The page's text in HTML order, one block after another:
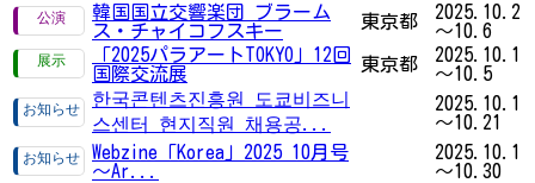
韓国国立交響楽団 ブラーム
ス・チャイコフスキー
東京都
2025.10.2
～10.6
「2025パラアートTOKYO」12回
国際交流展
東京都
2025.10.1
～10.5
한국콘텐츠진흥원 도쿄비즈니
스센터 현지직원 채용공...
2025.10.1
～10.21
Webzine「Korea」2025 10月号
～Ar...
2025.10.1
～10.30